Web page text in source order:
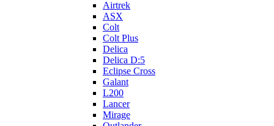
Airtrek
ASX
Colt
Colt Plus
Delica
Delica D:5
Eclipse Cross
Galant
L200
Lancer
Mirage